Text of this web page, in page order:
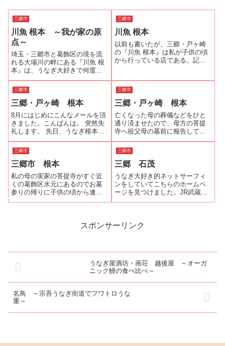
三郷市
川魚 根本 ～我が家の原
点～
埼玉・三郷市と葛飾区の境を流
れる大場川の畔にある『川魚 根
本』は、うなぎ大好きで何度も
紹介しているように自分が子供
時分から半世紀通っているうな
ぎ屋。川向こうの葛飾・水元の
お寺が母方の菩提寺という縁で
ある。母に連れられて来ていた
が、自分が子供...
三郷市
川魚 根本
以前も書いたが、三郷・戸ヶ崎
の『川魚 根本』は私が子供の頃
から行っている店である。記憶
が葛飾・水元にあり、母方の祖
母の実家の菩提寺が八潮・古新
田にある。行...
三郷市
三郷・戸ヶ崎 根本
8月にはじめにこんなメールを頂
きました。こんばんは。 突然失
礼します。 先日、うなぎ根本が
閉店したらしく…(泣)私たち家族
が納得いくうな重を探していま
す。埼玉在住なのですが、根本
の味に近いお店を紹介していた
だけませんでしょうか？ 根本
のうな...
三郷市
三郷・戸ヶ崎 根本
亡くなった母の葬儀などをひと
通り済ませたので、母方の菩提
寺へ祖父母の墓前に報告してき
た。母が元気なころは、祖父母
の墓参の帰りには、必ず昼食を
とった根本で母を偲びながら鰻
を食べた。「ここの鰻はこって
りして美味しいねぇ」母が近く
で言っている声が...
三郷市
三郷市 根本
私の母の実家の菩提寺がすぐ近
くの葛飾区水元にあるのでお墓
参りの帰りに子供の頃から連れ
てきてもらっていました。です
つといえるのです。１年以上後
三郷市
三郷 石茂
うなぎ大好き的ネットサーフィ
ンをしていてこちらのホームペ
ージを見つけました。JR武蔵野
線「三郷駅南口」から南口大通
ります。こちらはいわゆる割烹
スポンサーリンク
うなぎ屋酒坊・画荘 越後屋 ～オーガ
ニック鰻の食べ比べ～
名鳥 ～宗吾うなぎ街道でフワトロうな
重～